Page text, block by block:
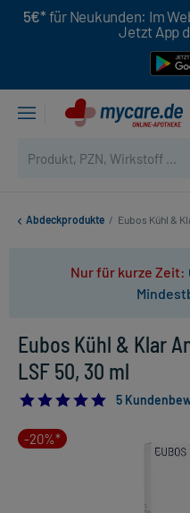
5€* für Neukunden: Im
Jetzt App
Abdeckprodukte / Eubos Kühl &
Nur für kurze Zeit:
Eubos Kühl & Klar
LSF 50, 30 ml
4.8
5
-20%*